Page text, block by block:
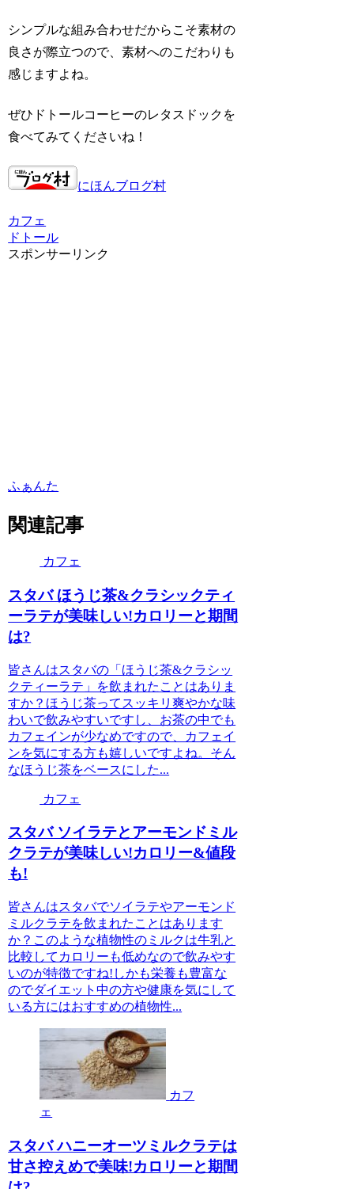
シンプルな組み合わせだからこそ素材の
良さが際立つので、素材へのこだわりも
感じますよね。
ぜひドトールコーヒーのレタスドックを
食べてみてくださいね！
にほんブログ村
カフェ
ドトール
スポンサーリンク
ふぁんた
関連記事
カフェ
スタバ ほうじ茶&クラシックティ
ーラテが美味しい!カロリーと期間
は?
皆さんはスタバの「ほうじ茶&クラシッ
クティーラテ」を飲まれたことはありま
すか？ほうじ茶ってスッキリ爽やかな味
わいで飲みやすいですし、お茶の中でも
カフェインが少なめですので、カフェイ
ンを気にする方も嬉しいですよね。そん
なほうじ茶をベースにした...
カフェ
スタバ ソイラテとアーモンドミル
クラテが美味しい!カロリー&値段
も!
皆さんはスタバでソイラテやアーモンド
ミルクラテを飲まれたことはあります
か？このような植物性のミルクは牛乳と
比較してカロリーも低めなので飲みやす
いのが特徴ですね!しかも栄養も豊富な
のでダイエット中の方や健康を気にして
いる方にはおすすめの植物性...
カフ
ェ
スタバ ハニーオーツミルクラテは
甘さ控えめで美味!カロリーと期間